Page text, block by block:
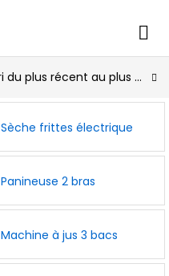
Tri du plus récent au plus ancien
Sèche frittes électrique
Panineuse 2 bras
Machine à jus 3 bacs